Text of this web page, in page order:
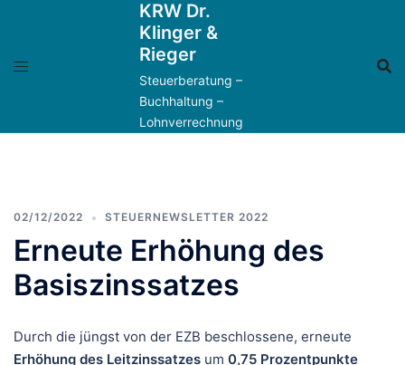
KRW Dr.
Klinger &
Rieger
Steuerberatung –
Buchhaltung –
Lohnverrechnung
02/12/2022 STEUERNEWSLETTER 2022
Erneute Erhöhung des
Basiszinssatzes
Durch die jüngst von der EZB beschlossene, erneute
Erhöhung des Leitzinssatzes um 0,75 Prozentpunkte